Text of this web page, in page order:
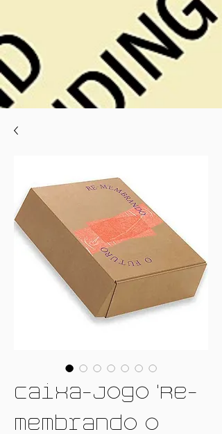
Caixa-Jogo 'Re-
membrando o